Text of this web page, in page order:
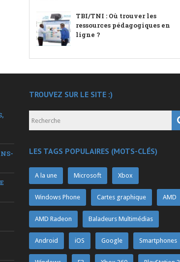
TBI/TNI : Où trouver les
ressources pédagogiques en
ligne ?
TROUVEZ SUR LE SITE :)
LES TAGS POPULAIRES (MOTS-CLÉS)
A la une Microsoft Xbox
Windows Phone Cartes graphique AMD
AMD Radeon Baladeurs Multimédias
Android iOS Google Smartphones